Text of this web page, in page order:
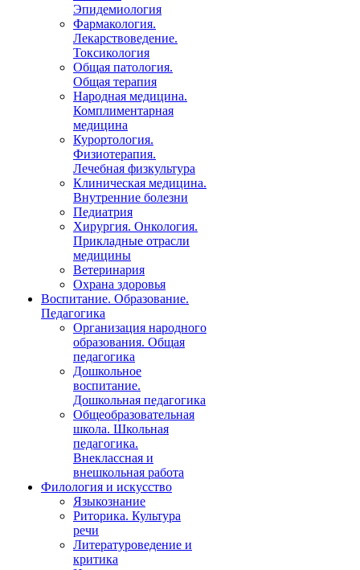
Эпидемиология
Фармакология.
Лекарствоведение.
Токсикология
Общая патология.
Общая терапия
Народная медицина.
Комплиментарная
медицина
Курортология.
Физиотерапия.
Лечебная физкультура
Клиническая медицина.
Внутренние болезни
Педиатрия
Хирургия. Онкология.
Прикладные отрасли
медицины
Ветеринария
Охрана здоровья
Воспитание. Образование.
Педагогика
Организация народного
образования. Общая
педагогика
Дошкольное
воспитание.
Дошкольная педагогика
Общеобразовательная
школа. Школьная
педагогика.
Внеклассная и
внешкольная работа
Филология и искусство
Языкознание
Риторика. Культура
речи
Литературоведение и
критика